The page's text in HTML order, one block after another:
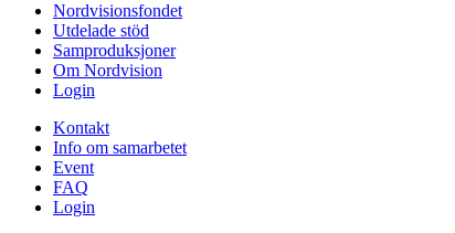
søge…
Nordvisionsfondet
Utdelade stöd
Samproduksjoner
Om Nordvision
Login
Kontakt
Info om samarbetet
Event
FAQ
Login